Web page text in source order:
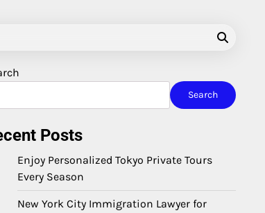
Search
Posts
Enjoy Personalized Tokyo Private Tours
Every Season
New York City Immigration Lawyer for